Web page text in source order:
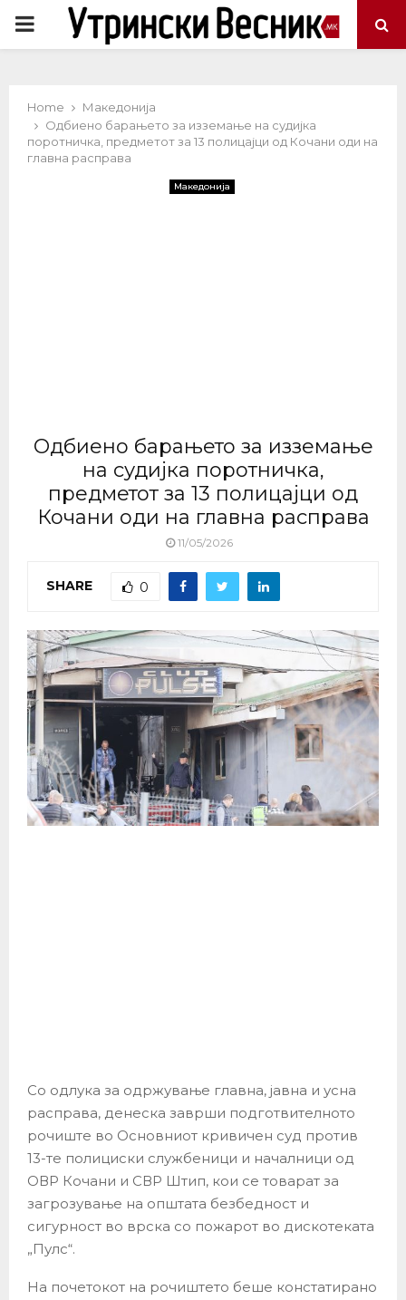
PRIMARY
Home
Македонија
Одбиено барањето за изземање на судијка
поротничка, предметот за 13 полицајци од Кочани оди на
главна расправа
Македонија
Одбиено барањето за изземање
на судијка поротничка,
предметот за 13 полицајци од
Кочани оди на главна расправа
11/05/2026
SHARE 0
Со одлука за одржување главна, јавна и усна
расправа, денеска заврши подготвителното
рочиште во Основниот кривичен суд против
13-те полициски службеници и началници од
ОВР Кочани и СВР Штип, кои се товарат за
загрозување на општата безбедност и
сигурност во врска со пожарот во дискотеката
„Пулс“.
На почетокот на рочиштето беше констатирано